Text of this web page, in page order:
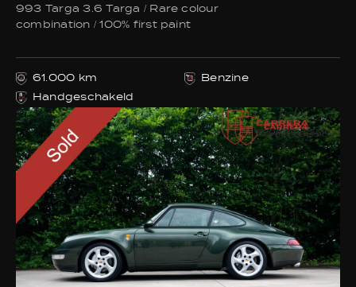
993 Targa 3.6 Targa / Rare colour
combination / 100% first paint
61.000 km
Benzine
Handgeschakeld